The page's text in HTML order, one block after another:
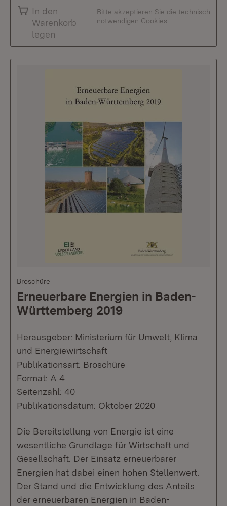
In den
Warenkorb
legen
Bitte akzeptieren Sie die technisch
notwendigen Cookies
Broschüre
Erneuerbare Energien in Baden-
Württemberg 2019
Herausgeber: Ministerium für Umwelt, Klima
und Energiewirtschaft
Publikationsart: Broschüre
Format: A 4
Seitenzahl: 40
Publikationsdatum: Oktober 2020
Die Bereitstellung von Energie ist eine
wesentliche Grundlage für Wirtschaft und
Gesellschaft. Der Einsatz erneuerbarer
Energien hat dabei einen hohen Stellenwert.
Der Stand und die Entwicklung des Anteils
der erneuerbaren Energien in Baden-